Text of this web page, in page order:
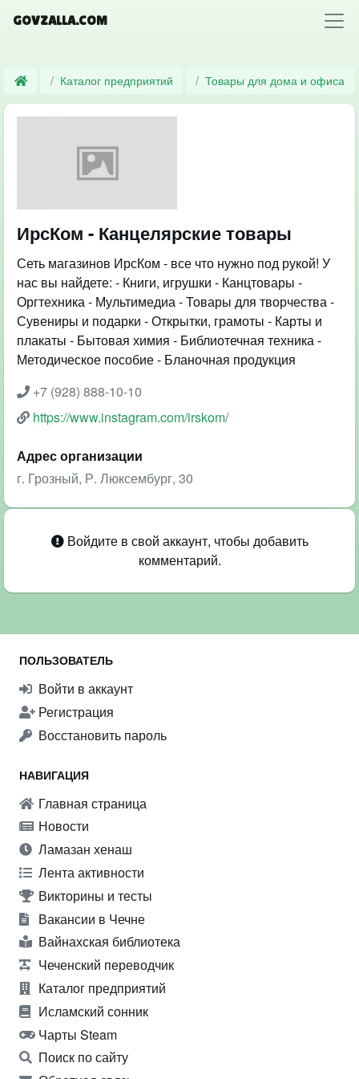
GOVZALLA.COM
Каталог предприятий Товары для дома и офиса
ИрсКом - Канцелярские товары
Сеть магазинов ИрсКом - все что нужно под рукой! У
нас вы найдете: - Книги, игрушки - Канцтовары -
Оргтехника - Мультимедиа - Товары для творчества -
Сувениры и подарки - Открытки, грамоты - Карты и
плакаты - Бытовая химия - Библиотечная техника -
Методическое пособие - Бланочная продукция
+7 (928) 888-10-10
https://www.instagram.com/irskom/
Адрес организации
г. Грозный, Р. Люксембург, 30
Войдите в свой аккаунт, чтобы добавить
комментарий.
ПОЛЬЗОВАТЕЛЬ
Войти в аккаунт
Регистрация
Восстановить пароль
НАВИГАЦИЯ
Главная страница
Новости
Ламазан хенаш
Лента активности
Викторины и тесты
Вакансии в Чечне
Вайнахская библиотека
Чеченский переводчик
Каталог предприятий
Исламский сонник
Чарты Steam
Поиск по сайту